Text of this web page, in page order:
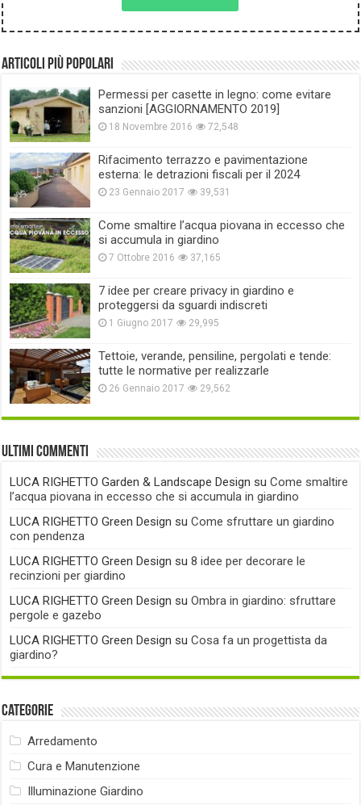
Articoli più popolari
Permessi per casette in legno: come evitare
sanzioni [AGGIORNAMENTO 2019]
18 Novembre 2016 72,548
Rifacimento terrazzo e pavimentazione
esterna: le detrazioni fiscali per il 2024
23 Gennaio 2017 39,531
Come smaltire l’acqua piovana in eccesso che
si accumula in giardino
7 Ottobre 2016 37,165
7 idee per creare privacy in giardino e
proteggersi da sguardi indiscreti
1 Giugno 2017 29,995
Tettoie, verande, pensiline, pergolati e tende:
tutte le normative per realizzarle
26 Gennaio 2017 29,562
Ultimi commenti
LUCA RIGHETTO Garden & Landscape Design suCome smaltire
l’acqua piovana in eccesso che si accumula in giardino
LUCA RIGHETTO Green Design suCome sfruttare un giardino
con pendenza
LUCA RIGHETTO Green Design su8 idee per decorare le
recinzioni per giardino
LUCA RIGHETTO Green Design suOmbra in giardino: sfruttare
pergole e gazebo
LUCA RIGHETTO Green Design suCosa fa un progettista da
giardino?
Categorie
Arredamento
Cura e Manutenzione
Illuminazione Giardino